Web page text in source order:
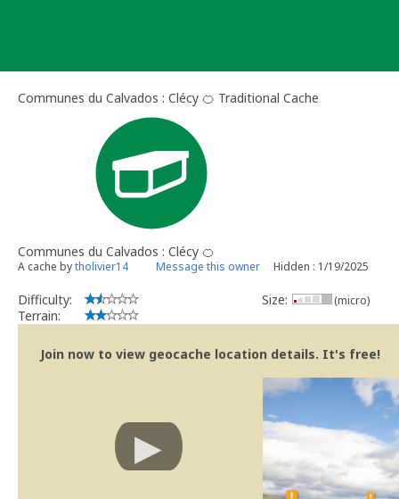
Communes du Calvados : Clécy 🍊 Traditional Cache
Communes du Calvados : Clécy 🍊
A cache bytholivier14 Message this owner Hidden : 1/19/2025
Difficulty:
Terrain:
Size: (micro)
Join now to view geocache location details. It's free!